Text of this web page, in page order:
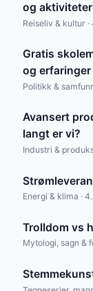
og aktiviteter
Reiseliv & kultur ·
Gratis
og
Politikk &
Avansert
langt er vi?
Industri &
Energi & klima ·
Trolldom vs
Mytologi, sagn &